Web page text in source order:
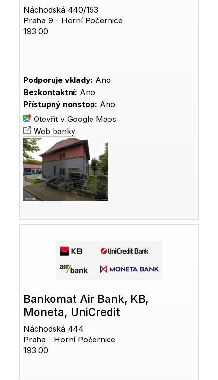
Náchodská 440/153
Praha 9 - Horní Počernice
193 00
Podporuje vklady: Ano
Bezkontaktní: Ano
Přístupný nonstop: Ano
Otevřít v Google Maps
Web banky
Bankomat Air Bank, KB,
Moneta, UniCredit
Náchodská 444
Praha - Horní Počernice
193 00